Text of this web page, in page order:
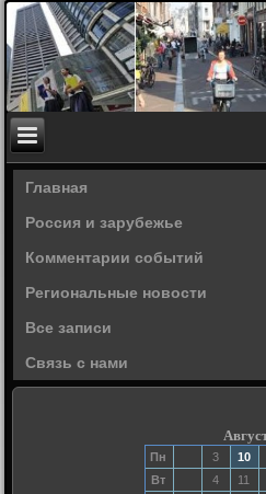
Главная
Россия и зарубежье
Комментарии событий
Региональные новости
Все записи
Связь с нами
Пн 3 10
Вт
4 11